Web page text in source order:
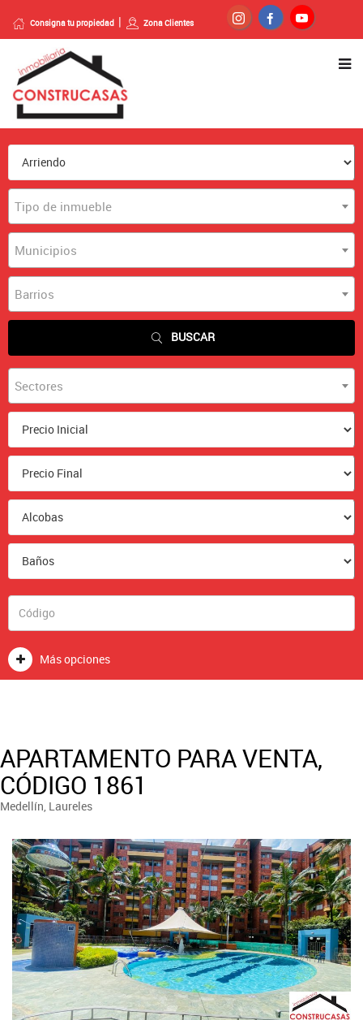
Consigna tu propiedad Zona Clientes
Tipo de inmueble
Municipios
Barrios
BUSCAR
Sectores
Más opciones
APARTAMENTO PARA VENTA,
CÓDIGO 1861
Medellín, Laureles